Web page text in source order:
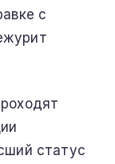
с
статус